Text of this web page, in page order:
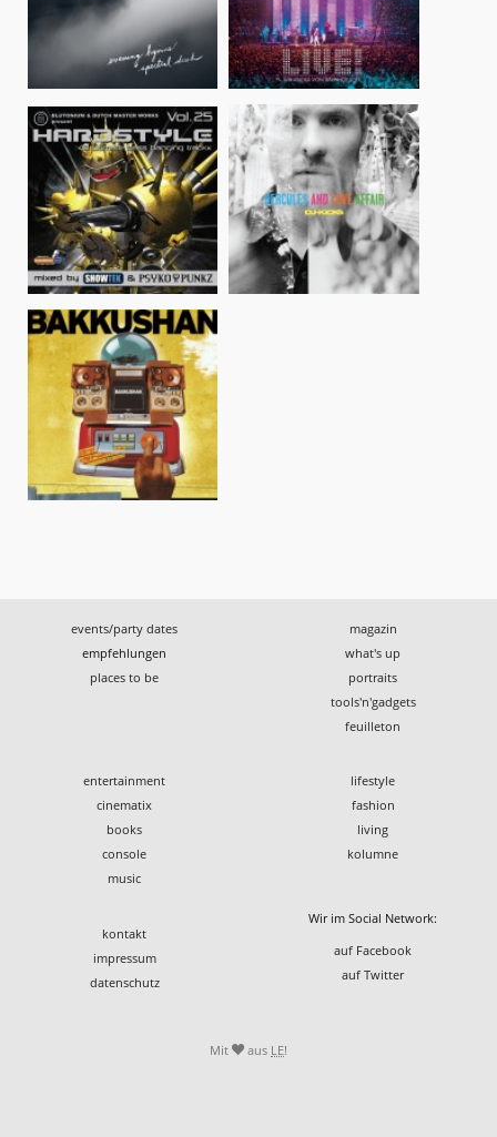
events/party dates
empfehlungen
places to be
magazin
what's up
portraits
tools'n'gadgets
feuilleton
entertainment
cinematix
books
console
music
lifestyle
fashion
living
kolumne
kontakt
impressum
datenschutz
Wir im Social Network:
auf Facebook
auf Twitter
Mit aus LE!